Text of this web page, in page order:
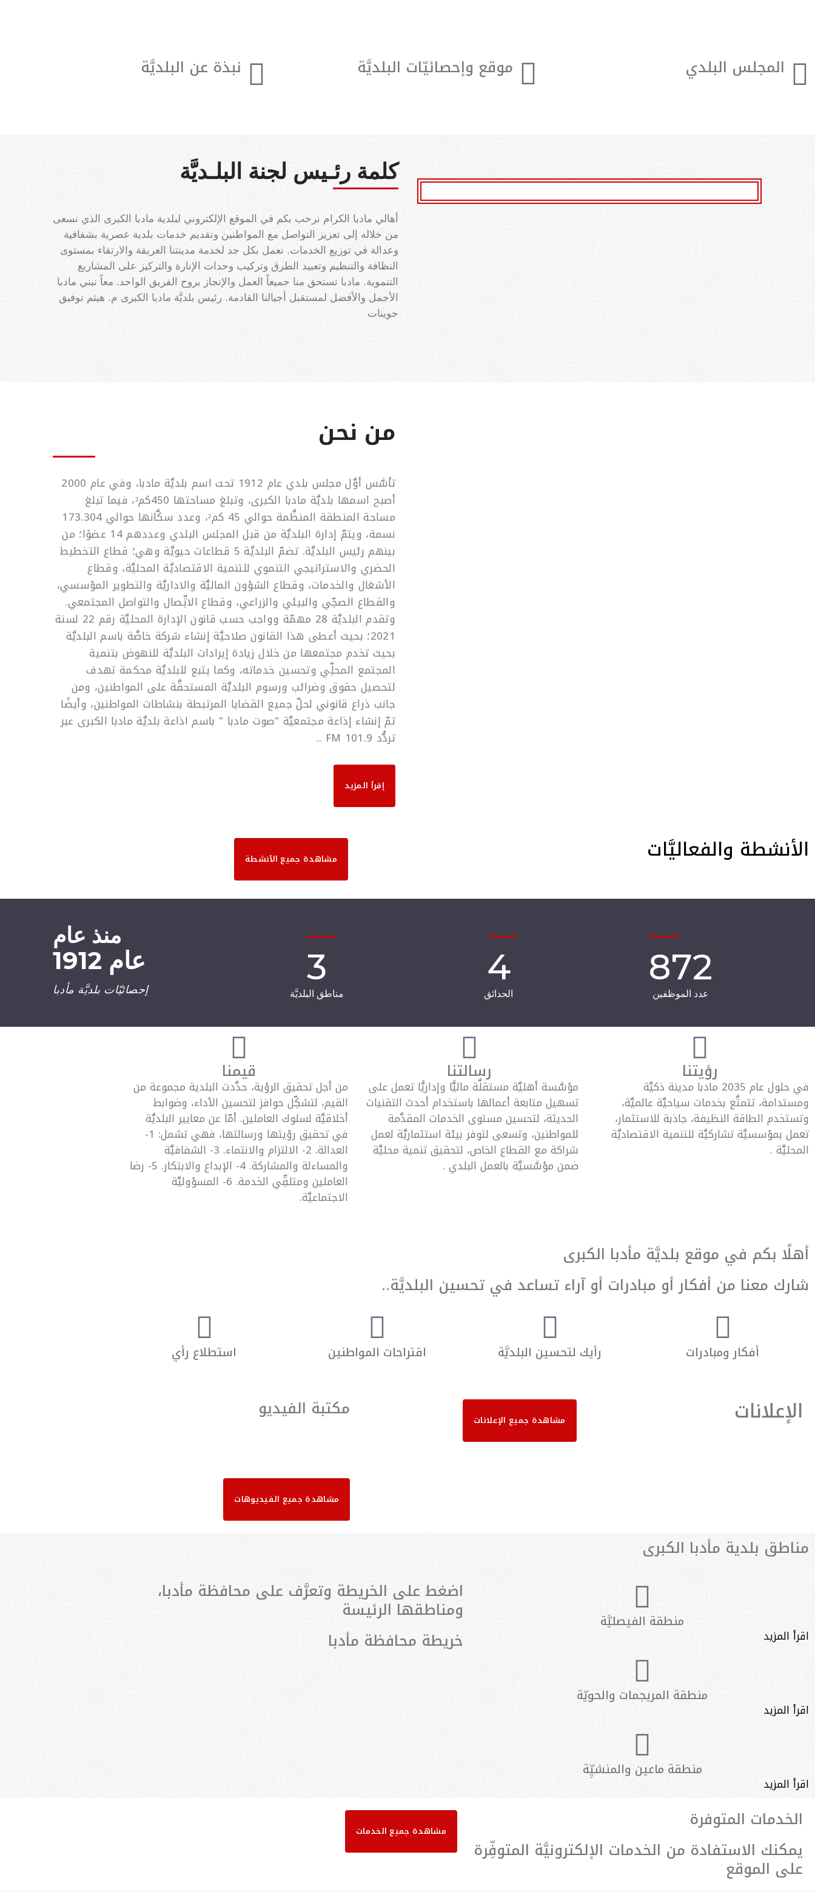
المجلس البلدي موقع وإحصائيّات البلديَّة نبذة عن البلديَّة
كلمة رئـيس لجنة البلـديَّة
أهالي مادبا الكرام نرحب بكم في الموقع الإلكتروني لبلدية مادبا الكبرى الذي نسعى
من خلاله إلى تعزيز التواصل مع المواطنين وتقديم خدمات بلدية عصرية بشفافية
وعدالة في توزيع الخدمات. نعمل بكل جد لخدمة مدينتنا العريقة والارتقاء بمستوى
النظافة والتنظيم وتعبيد الطرق وتركيب وحدات الإنارة والتركيز على المشاريع
التنموية. مادبا تستحق منا جميعاً العمل والإنجاز بروح الفريق الواحد. معاً نبني مادبا
الأجمل والأفضل لمستقبل أجيالنا القادمة. رئيس بلديَّة مادبا الكبرى م. هيثم توفيق
جوينات
من نحن
تأسَّس أوَّل مجلس بلدي عام 1912 تحت اسم بلديَّة مادبا، وفي عام 2000
أصبح اسمها بلديَّة مادبا الكبرى، وتبلغ مساحتها 450كم²، فيما تبلغ
مساحة المنطقة المنظَّمة حوالي 45 كم²، وعدد سكَّانها حوالي 173.304
نسمة، ويتمّ إدارة البلديَّة من قبل المجلس البلدي وعددهم 14 عضوًا؛ من
بينهم رئيس البلديَّة. تضمّ البلديَّة 5 قطاعات حيويَّة وهي؛ قطاع التخطيط
الحضري والاستراتيجي التنموي للتنمية الاقتصاديَّة المحليَّة، وقطاع
الأشغال والخدمات، وقطاع الشؤون الماليَّة والاداريَّة والتطوير المؤسسي،
والقطاع الصحِّي والبيئي والزراعي، وقطاع الاتِّصال والتواصل المجتمعي.
وتقدم البلديَّة 28 مهمّة وواجب حسب قانون الإدارة المحليَّة رقم 22 لسنة
2021؛ بحيث أعطى هذا القانون صلاحيَّة إنشاء شركة خاصَّة باسم البلديَّة
بحيث تخدم مجتمعها من خلال زيادة إيرادات البلديَّة للنهوض بتنمية
المجتمع المحلِّي وتحسين خدماته، وكما يتبع للبلديَّة محكمة تهدف
لتحصيل حقوق وضرائب ورسوم البلديَّة المستحقَّة على المواطنين، ومن
جانب ذراع قانوني لحلّ جميع القضايا المرتبطة بنشاطات المواطنين، وأيضًا
تمّ إنشاء إذاعة مجتمعيَّة "صوت مادبا " باسم اذاعة بلديَّة مادبا الكبرى عبر
تردُّد 101.9 FM ..
إقرأ المزيد
الأنشطة والفعاليَّات مشاهدة جميع الأنشطة
منذ عام
عام 1912
إحصائيّات بلديَّة مأدبا
3
مناطق البلديَّة
4
الحدائق
872
عدد الموظفين
رؤيتنا
في حلول عام 2035 مادبا مدينة ذكيَّة
ومستدامة، تتمتَّع بخدمات سياحيَّة عالميَّة،
وتستخدم الطاقة النظيفة، جاذبة للاستثمار،
تعمل بمؤسسيَّة تشاركيَّة للتنمية الاقتصاديَّة
المحليَّة .
رسالتنا
مؤسَّسة أهليَّة مستقلَّة ماليًّا وإداريًّا تعمل على
تسهيل متابعة أعمالها باستخدام أحدث التقنيات
الحديثة، لتحسين مستوى الخدمات المقدَّمة
للمواطنين، وتسعى لتوفر بيئة استثماريَّة لعمل
شراكة مع القطاع الخاص، لتحقيق تنمية محليَّة
ضمن مؤسَّسيَّة بالعمل البلدي .
قيمنا
من أجل تحقيق الرؤية، حدَّدت البلدية مجموعة من
القيم، لتشكِّل حوافز لتحسين الأداء، وضوابط
أخلاقيَّة لسلوك العاملين. أمّا عن معايير البلديَّة
في تحقيق رؤيتها ورسالتها، فهي تشمل: 1-
العدالة. 2- الالتزام والانتماء. 3- الشفافيَّة
والمساءلة والمشاركة. 4- الإبداع والابتكار. 5- رضا
العاملين ومتلقِّي الخدمة. 6- المسؤوليَّة
الاجتماعيَّة.
أهلًا بكم في موقع بلديَّة مأدبا الكبرى
شارك معنا من أفكار أو مبادرات أو آراء تساعد في تحسين البلديَّة..
أفكار ومبادرات رأيك لتحسين البلديَّة اقتراحات المواطنين استطلاع رأي
الإعلانات مشاهدة جميع الإعلانات مكتبة الفيديو
مشاهدة جميع الفيديوهات
مناطق بلدية مأدبا الكبرى
منطقة الفيصليَّة
اقرأ المزيد
منطقة المريجمات والحويّة
اقرأ المزيد
منطقة ماعين والمنشيِّة
اقرأ المزيد
اضغط على الخريطة وتعرَّف على محافظة مأدبا،
ومناطقها الرئيسة
خريطة محافظة مأدبا
الخدمات المتوفرة
يمكنك الاستفادة من الخدمات الإلكترونيَّة المتوفِّرة
على الموقع
مشاهدة جميع الخدمات